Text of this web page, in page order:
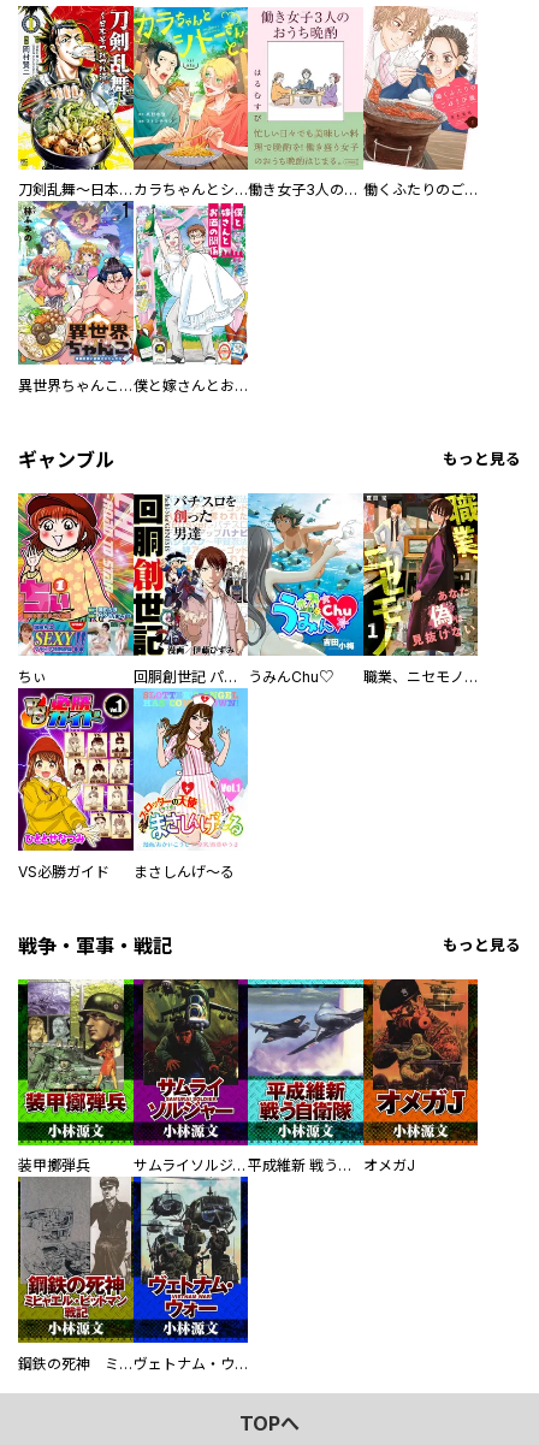
刀剣乱舞～日本号つれづれ酒～ カラちゃんとシトーさんと、 【分冊版】 働き女子3人のおうち晩酌 働くふたりのごほうび飯
異世界ちゃんこ～横綱目前に召喚されたんだが～ 【連載版】 僕と嫁さんとお酒の関係
ギャンブル もっと見る
ちぃ 回胴創世記 パチスロを創った男達 うみんChu♡ 職業、ニセモノ～あなたに偽は見抜けない【電子単行本版】
VS必勝ガイド まさしんげ～る
戦争・軍事・戦記 もっと見る
装甲擲弾兵 サムライソルジャー SAMURAI SOLDIER 平成維新 戦う自衛隊 オメガJ
鋼鉄の死神 ミヒャエル・ビットマン戦記 ヴェトナム・ウォー VIETNAM WAR
TOPへ